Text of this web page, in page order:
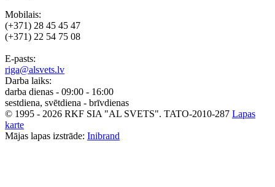
Mobilais:
(+371) 28 45 45 47
(+371) 22 54 75 08
E-pasts:
riga@alsvets.lv
Darba laiks:
darba dienas - 09:00 - 16:00
sestdiena, svētdiena - brīvdienas
© 1995 - 2026 RKF SIA "AL SVETS". TATO-2010-287 Lapas
karte
Mājas lapas izstrāde: Inibrand